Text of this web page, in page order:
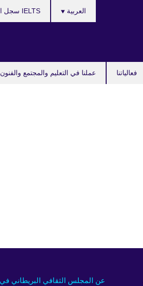
فعالياتنا عملنا في التعليم والمجتمع والفنون
العربية IELTS سجل امتحان
عن المجلس الثقافي البريطاني في